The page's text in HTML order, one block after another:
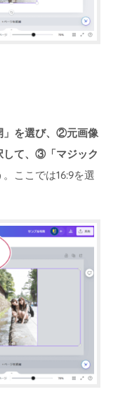
を選び、②元画像
して、③「マジック
。ここでは16:9を選